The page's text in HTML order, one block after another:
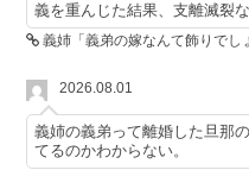
義を重んじた結果、支離滅裂
義姉「義弟の嫁なんて飾りでしょ♡」
2026.08.01
義姉の義弟って離婚した旦那
てるのかわからない。